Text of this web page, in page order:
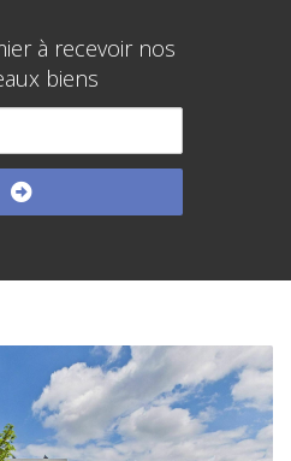
à recevoir nos
biens